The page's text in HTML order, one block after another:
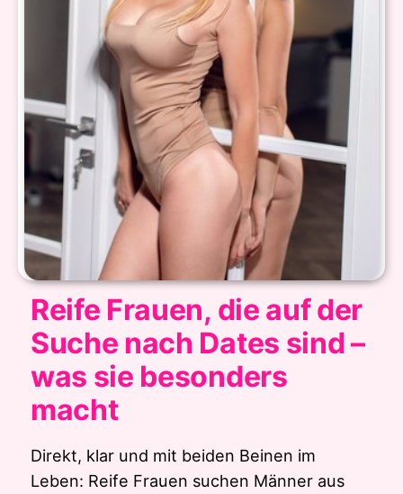
Reife Frauen, die auf der
Suche nach Dates sind –
was sie besonders
macht
Direkt, klar und mit beiden Beinen im
Leben: Reife Frauen suchen Männer aus